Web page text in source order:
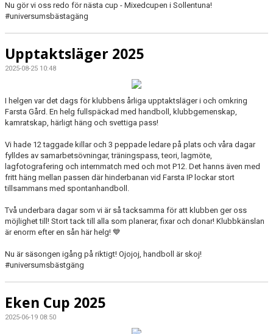
Nu gör vi oss redo för nästa cup - Mixedcupen i Sollentuna!
#universumsbästagäng
Upptaktsläger 2025
2025-08-25 10:48
I helgen var det dags för klubbens årliga upptaktsläger i och omkring
Farsta Gård. En helg fullspäckad med handboll, klubbgemenskap,
kamratskap, härligt häng och svettiga pass!
Vi hade 12 taggade killar och 3 peppade ledare på plats och våra dagar
fylldes av samarbetsövningar, träningspass, teori, lagmöte,
lagfotografering och internmatch med och mot P12. Det hanns även med
fritt häng mellan passen där hinderbanan vid Farsta IP lockar stort
tillsammans med spontanhandboll.
Två underbara dagar som vi är så tacksamma för att klubben ger oss
möjlighet till! Stort tack till alla som planerar, fixar och donar! Klubbkänslan
är enorm efter en sån här helg! 💙
Nu är säsongen igång på riktigt! Ojojoj, handboll är skoj!
#universumsbästgäng
Eken Cup 2025
2025-06-19 08:50